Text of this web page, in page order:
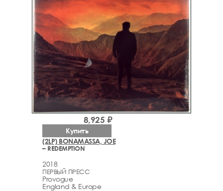
(2LP) BONAMASSA, JOE
– REDEMPTION
2018
ПЕРВЫЙ ПРЕСС
Provogue
England & Europe
8,925 ₽
Купить